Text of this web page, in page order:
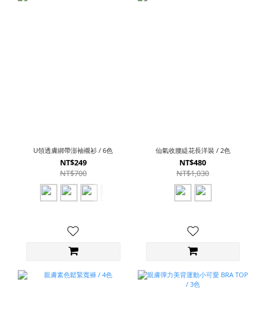
U領透膚綁帶澎袖襯衫 / 6色
NT$249
NT$700
仙氣收腰緹花長洋裝 / 2色
NT$480
NT$1,030